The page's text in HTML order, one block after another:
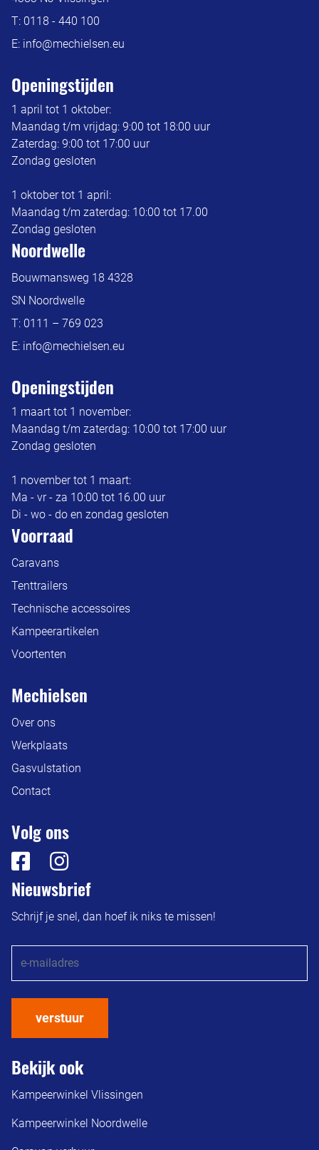
T: 0118 - 440 100
E: info@mechielsen.eu
Openingstijden
1 april tot 1 oktober:
Maandag t/m vrijdag: 9:00 tot 18:00 uur
Zaterdag: 9:00 tot 17:00 uur
Zondag gesloten
1 oktober tot 1 april:
Maandag t/m zaterdag: 10:00 tot 17.00
Zondag gesloten
Noordwelle
Bouwmansweg 18 4328
SN Noordwelle
T: 0111 – 769 023
E: info@mechielsen.eu
Openingstijden
1 maart tot 1 november:
Maandag t/m zaterdag: 10:00 tot 17:00 uur
Zondag gesloten
1 november tot 1 maart:
Ma - vr - za 10:00 tot 16.00 uur
Di - wo - do en zondag gesloten
Voorraad
Caravans
Tenttrailers
Technische accessoires
Kampeerartikelen
Voortenten
Mechielsen
Over ons
Werkplaats
Gasvulstation
Contact
Volg ons
Nieuwsbrief
Schrijf je snel, dan hoef ik niks te missen!
verstuur
Bekijk ook
Kampeerwinkel Vlissingen
Kampeerwinkel Noordwelle